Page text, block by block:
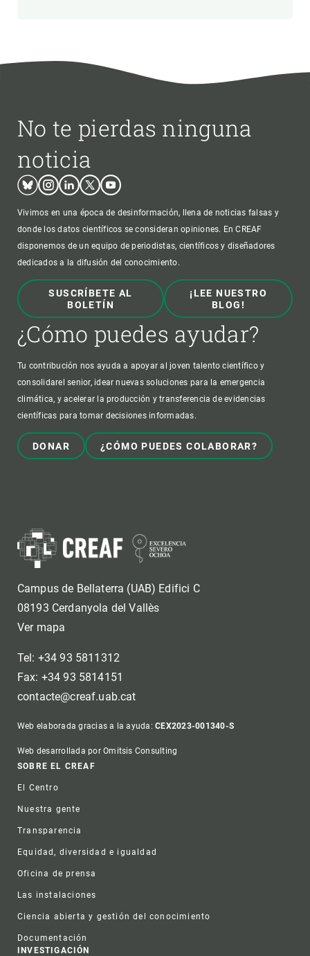
No te pierdas ninguna
noticia
BlueskyInstagram
LinkedinTwitterYoutube
Vivimos en una época de desinformación, llena de noticias falsas y
donde los datos científicos se consideran opiniones. En CREAF
disponemos de un equipo de periodistas, científicos y diseñadores
dedicados a la difusión del conocimiento.
SUSCRÍBETE AL
BOLETÍN
¡LEE NUESTRO
BLOG!
¿Cómo puedes ayudar?
Tu contribución nos ayuda a apoyar al joven talento científico y
consolidarel senior, idear nuevas soluciones para la emergencia
climática, y acelerar la producción y transferencia de evidencias
científicas para tomar decisiones informadas.
DONAR ¿CÓMO PUEDES COLABORAR?
Campus de Bellaterra (UAB) Edifici C
08193 Cerdanyola del Vallès
Ver mapa
Tel: +34 93 5811312
Fax: +34 93 5814151
contacte@creaf.uab.cat
Web elaborada gracias a la ayuda:CEX2023-001340-S
Web desarrollada por Omitsis Consulting
Footer
SOBRE EL CREAF
El Centro
Nuestra gente
Transparencia
Equidad, diversidad e igualdad
Oficina de prensa
Las instalaciones
Ciencia abierta y gestión del conocimiento
Documentación
INVESTIGACIÓN